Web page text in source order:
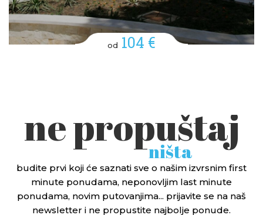
od 104 €
ne propuštaj
ništa
budite prvi koji će saznati sve o našim izvrsnim first
minute ponudama, neponovljim last minute
ponudama, novim putovanjima... prijavite se na naš
newsletter i ne propustite najbolje ponude.